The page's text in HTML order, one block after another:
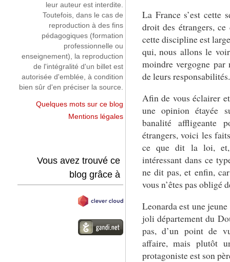
La France s’est cette
droit des étrangers,
cette discipline est
qui, nous allons le
moindre vergogne par
de leurs responsabilités.
Afin de vous éclairer
une opinion étayée
banalité affligeante
étrangers, voici les
ce que dit la loi,
intéressant dans ce
ne dit pas, et enfin,
vous n’êtes pas obligé
Leonarda est une
joli département du
pas, d’un point de
affaire, mais plutôt
protagoniste est son
leur auteur est interdite.
Toutefois, dans le cas de
reproduction à des fins
pédagogiques (formation
professionnelle ou
enseignement), la reproduction
de l'intégralité d'un billet est
autorisée d'emblée, à condition
bien sûr d'en préciser la source.
Quelques mots sur ce blog
Mentions légales
Vous avez trouvé ce
blog grâce à